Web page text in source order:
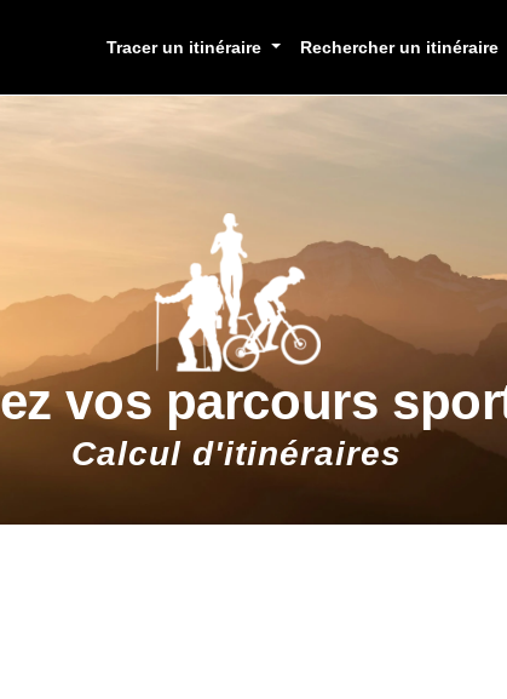
Tracer un itinéraire Rechercher un itinéraire
vos parcours
Calcul d'itinéraires